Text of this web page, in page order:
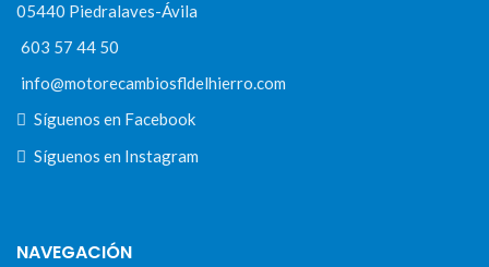
05440 Piedralaves-Ávila
603 57 44 50
info@motorecambiosfldelhierro.com
Síguenos en Facebook
Síguenos en Instagram
NAVEGACIÓN